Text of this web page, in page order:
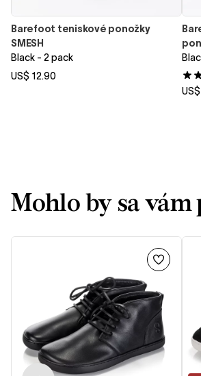
Barefoot teniskové ponožky
SMESH
Black - 2 pack
US$ 12.90
Mohlo by sa vám